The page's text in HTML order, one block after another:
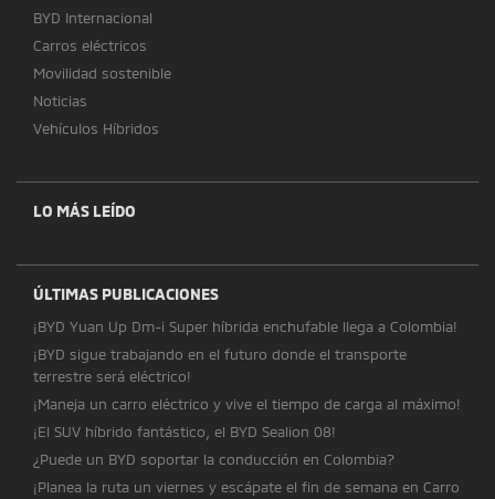
BYD Internacional
Carros eléctricos
Movilidad sostenible
Noticias
Vehículos Híbridos
LO MÁS LEÍDO
ÚLTIMAS PUBLICACIONES
¡BYD Yuan Up Dm-i Super híbrida enchufable llega a Colombia!
¡BYD sigue trabajando en el futuro donde el transporte
terrestre será eléctrico!
¡Maneja un carro eléctrico y vive el tiempo de carga al máximo!
¡El SUV híbrido fantástico, el BYD Sealion 08!
¿Puede un BYD soportar la conducción en Colombia?
¡Planea la ruta un viernes y escápate el fin de semana en Carro